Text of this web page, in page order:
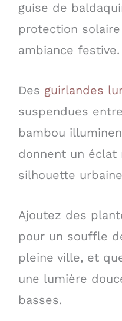
guise de
protection
ambiance festive.
Des guirlandes
suspendues
bambou
donnent un éclat
silhouette
Ajoutez des
pour un souffle
pleine ville, et
une lumière
basses.